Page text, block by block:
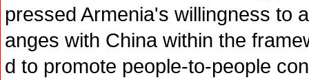
pressed Armenia's willingness to
anges with China within the
d to promote people-to-people